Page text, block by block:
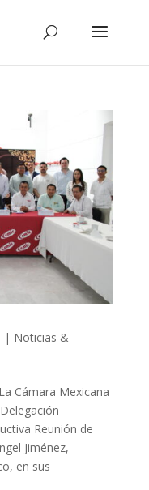
| Noticias &
Cámara Mexicana
Reunión de
Jiménez,
en sus